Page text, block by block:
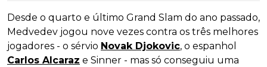
Desde o quarto e último Grand Slam do ano passado,
Medvedev jogou nove vezes contra os três melhores
jogadores - o sérvio Novak Djokovic, o espanhol
Carlos Alcaraz e Sinner - mas só conseguiu uma